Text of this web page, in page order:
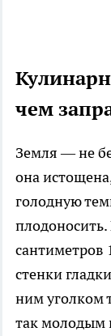
чем
Земля — не
она
голодную
сантиметров
стенки
ним уголком
так молодым